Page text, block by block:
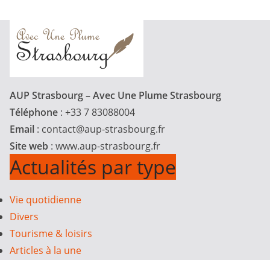
AUP Strasbourg – Avec Une Plume Strasbourg
Téléphone : +33 7 83088004
Email : contact@aup-strasbourg.fr
Site web : www.aup-strasbourg.fr
Actualités par type
Vie quotidienne
Divers
Tourisme & loisirs
Articles à la une